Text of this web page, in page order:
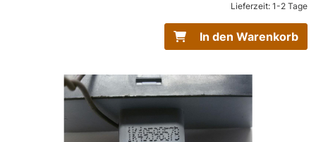
Lieferzeit: 1-2 Tage
In den Warenkorb